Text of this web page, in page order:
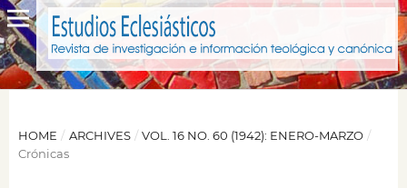
HOME / ARCHIVES / VOL. 16 NO. 60 (1942): ENERO-MARZO /
Crónicas